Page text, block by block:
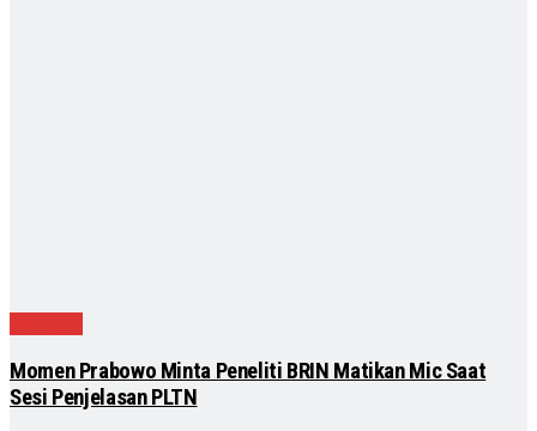
Momen Prabowo Minta Peneliti BRIN Matikan Mic Saat
Sesi Penjelasan PLTN